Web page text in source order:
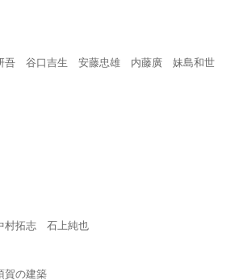
吾 谷口吉生 安藤忠雄 内藤廣 妹島和世
拓志 石上純也
賀の建築